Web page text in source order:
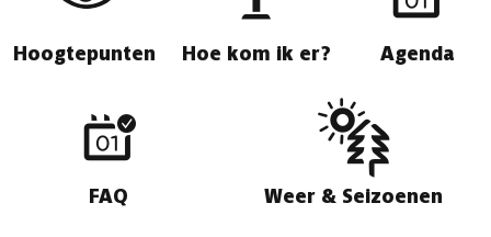
Hoogtepunten Hoe kom ik er? Agenda
FAQ Weer & Seizoenen